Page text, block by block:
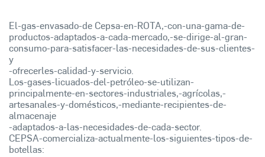
El-gas-envasado-de Cepsa-en-ROTA,-con-una-gama-de-
productos-adaptados-a-cada-mercado,-se-dirige-al-gran-
consumo-para-satisfacer-las-necesidades-de-sus-clientes-
y
-ofrecerles-calidad-y-servicio.
Los-gases-licuados-del-petróleo-se-utilizan-
principalmente-en-sectores-industriales,-agrícolas,-
artesanales-y-domésticos,-mediante-recipientes-de-
almacenaje
-adaptados-a-las-necesidades-de-cada-sector.
CEPSA-comercializa-actualmente-los-siguientes-tipos-de-
botellas: